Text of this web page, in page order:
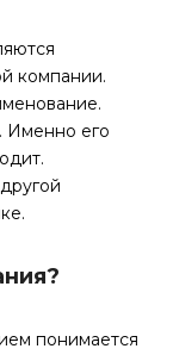
компании.
Именно его
понимается